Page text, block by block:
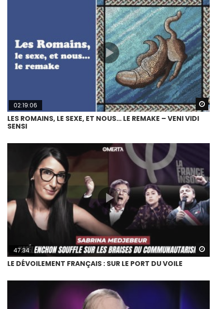
02:19:06
LES ROMAINS, LE SEXE, ET NOUS… LE REMAKE – VENI VIDI
SENSI
47:34
LE DÉVOILEMENT FRANÇAIS : SUR LE PORT DU VOILE